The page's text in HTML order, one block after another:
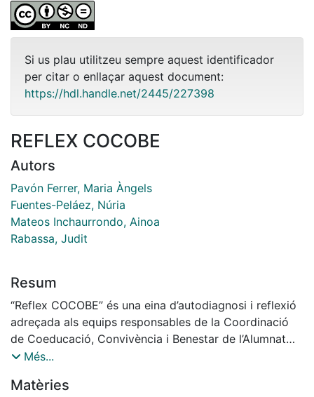
Si us plau utilitzeu sempre aquest identificador
per citar o enllaçar aquest document:
https://hdl.handle.net/2445/227398
REFLEX COCOBE
Autors
Pavón Ferrer, Maria Àngels
Fuentes-Peláez, Núria
Mateos Inchaurrondo, Ainoa
Rabassa, Judit
Resum
“Reflex COCOBE” és una eina d’autodiagnosi i reflexió
adreçada als equips responsables de la Coordinació
de Coeducació, Convivència i Benestar de l’Alumnat
(COCOBE) dels centres educatius de Catalunya.
8/2021 (LOPIVI) i en la regulació del Departament
Més...
Matèries